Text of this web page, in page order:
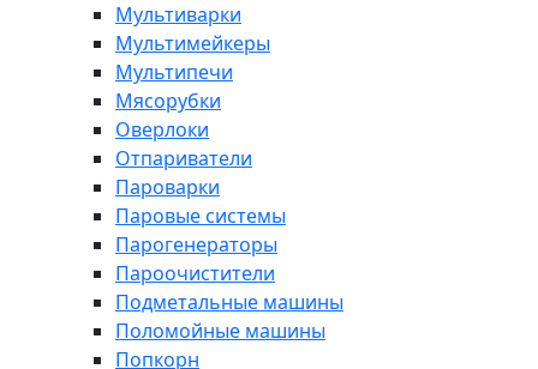
Мультиварки
Мультимейкеры
Мультипечи
Мясорубки
Оверлоки
Отпариватели
Пароварки
Паровые системы
Парогенераторы
Пароочистители
Подметальные машины
Поломойные машины
Попкорн